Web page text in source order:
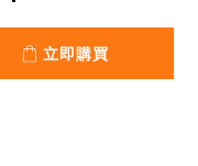
立即購買